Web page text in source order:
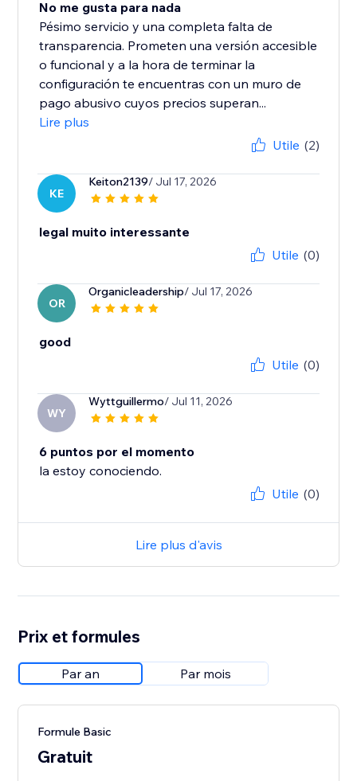
No me gusta para nada
Pésimo servicio y una completa falta de
transparencia. Prometen una versión accesible
o funcional y a la hora de terminar la
configuración te encuentras con un muro de
pago abusivo cuyos precios superan...
Lire plus
Utile (2)
KE
Keiton2139/ Jul 17, 2026
legal muito interessante
Utile (0)
OR
Organicleadership/ Jul 17, 2026
good
Utile (0)
WY
Wyttguillermo/ Jul 11, 2026
6 puntos por el momento
la estoy conociendo.
Utile (0)
Lire plus d'avis
Prix et formules
Par an Par mois
Formule Basic
Gratuit